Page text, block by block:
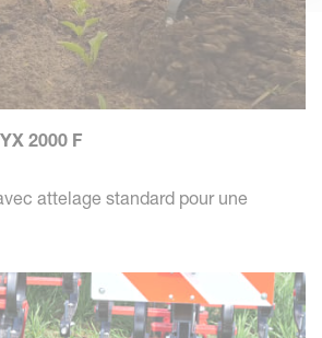
2000 F
attelage standard pour une